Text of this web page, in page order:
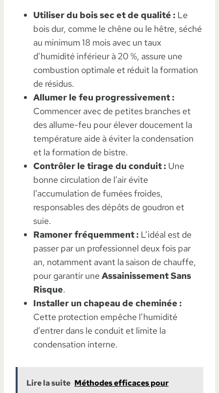
Utiliser du bois sec et de qualité : Le
bois dur, comme le chêne ou le hêtre, séché
au minimum 18 mois avec un taux
d’humidité inférieur à 20 %, assure une
combustion optimale et réduit la formation
de résidus.
Allumer le feu progressivement :
Commencer avec de petites branches et
des allume-feu pour élever doucement la
température aide à éviter la condensation
et la formation de bistre.
Contrôler le tirage du conduit : Une
bonne circulation de l’air évite
l’accumulation de fumées froides,
responsables des dépôts de goudron et
suie.
Ramoner fréquemment : L’idéal est de
passer par un professionnel deux fois par
an, notamment avant la saison de chauffe,
pour garantir une Assainissement Sans
Risque.
Installer un chapeau de cheminée :
Cette protection empêche l’humidité
d’entrer dans le conduit et limite la
condensation interne.
Lire la suite Méthodes efficaces pour